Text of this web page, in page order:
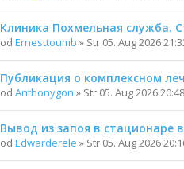
Клиника Похмельная служба.
od Ernesttoumb » Str 05. Aug 2026
Публикация о комплексном
od Anthonygon » Str 05. Aug 2026
Вывод из запоя в стационаре
od Edwarderele » Str 05. Aug 2026